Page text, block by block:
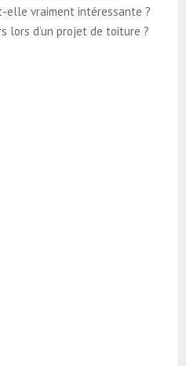
elle vraiment intéressante ?
lors d’un projet de toiture ?